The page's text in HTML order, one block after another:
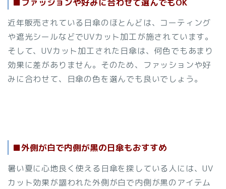
近年販売されている日傘のほとんどは、コーティング
や遮光シールなどでUVカット加工が施されています。
そして、UVカット加工された日傘は、何色でもあまり
効果に差がありません。そのため、ファッションや好
みに合わせて、日傘の色を選んでも良いでしょう。
■外側が白で内側が黒の日傘もおすすめ
暑い夏に心地良く使える日傘を探している人には、UV
カット効果が謳われた外側が白で内側が黒のアイテム